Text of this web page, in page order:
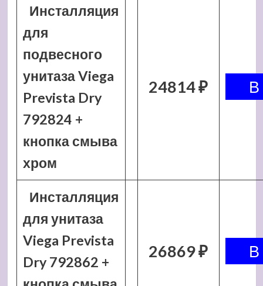
Инсталляция
для
подвесного
унитаза Viega
Prevista Dry
792824 +
кнопка смыва
хром
24814 ₽
Инсталляция
для унитаза
Viega Prevista
Dry 792862 +
26869 ₽